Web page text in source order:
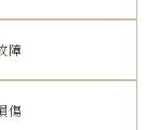
障
傷